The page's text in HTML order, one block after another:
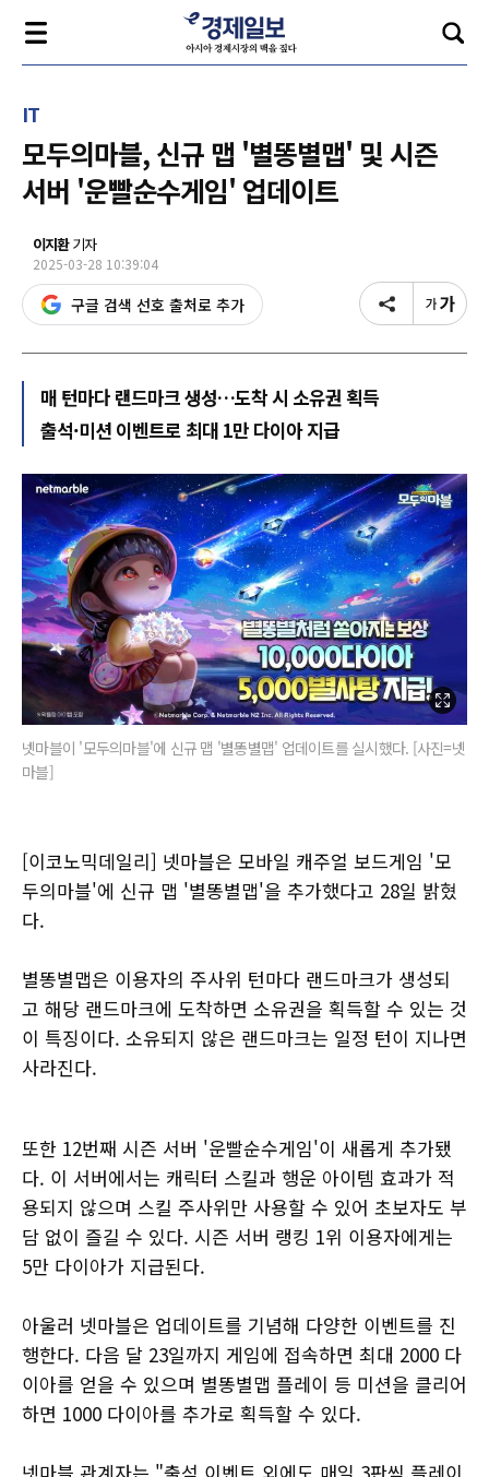
IT
모두의마블, 신규 맵 '별똥별맵' 및 시즌
서버 '운빨순수게임' 업데이트
이지환기자
2025-03-28 10:39:04
구글 검색 선호 출처로 추가
매 턴마다 랜드마크 생성…도착 시 소유권 획득
출석·미션 이벤트로 최대 1만 다이아 지급
넷마블이 '모두의마블'에 신규 맵 '별똥별맵' 업데이트를 실시했다. [사진=넷
마블]
[이코노믹데일리] 넷마블은 모바일 캐주얼 보드게임 '모
두의마블'에 신규 맵 '별똥별맵'을 추가했다고 28일 밝혔
다.
별똥별맵은 이용자의 주사위 턴마다 랜드마크가 생성되
고 해당 랜드마크에 도착하면 소유권을 획득할 수 있는 것
이 특징이다. 소유되지 않은 랜드마크는 일정 턴이 지나면
사라진다.
또한 12번째 시즌 서버 '운빨순수게임'이 새롭게 추가됐
다. 이 서버에서는 캐릭터 스킬과 행운 아이템 효과가 적
용되지 않으며 스킬 주사위만 사용할 수 있어 초보자도 부
담 없이 즐길 수 있다. 시즌 서버 랭킹 1위 이용자에게는
5만 다이아가 지급된다.
아울러 넷마블은 업데이트를 기념해 다양한 이벤트를 진
행한다. 다음 달 23일까지 게임에 접속하면 최대 2000 다
이아를 얻을 수 있으며 별똥별맵 플레이 등 미션을 클리어
하면 1000 다이아를 추가로 획득할 수 있다.
넷마블 관계자는 "출석 이벤트 외에도 매일 3판씩 플레이